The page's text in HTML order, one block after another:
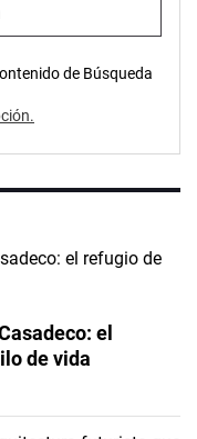
de Búsqueda
el
de vida